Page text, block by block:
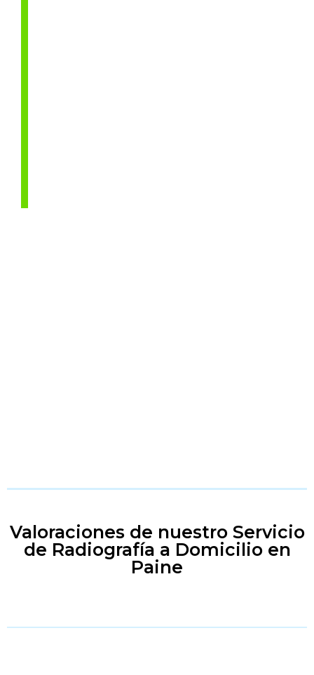
Valoraciones de nuestro Servicio
de Radiografía a Domicilio en
Paine